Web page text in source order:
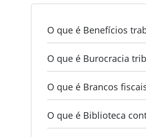
O que é Benefícios
O que é Burocracia
O que é Brancos
O que é Biblioteca